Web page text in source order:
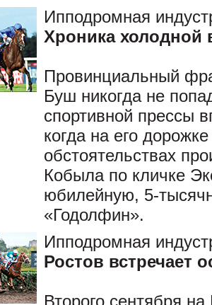
Ипподромная
Хроника холодной
Провинциальный
Буш никогда не
спортивной прессы
когда на его
обстоятельствах
Кобыла по кличке
юбилейную, 5-
«Годолфин».
Ипподромная
Ростов встречает
Второго сентября